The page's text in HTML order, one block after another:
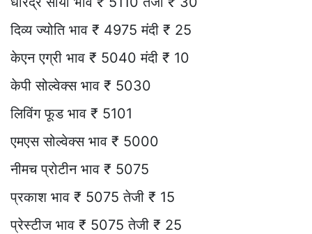
दिव्य ज्योति भाव ₹ 4975 मंदी ₹ 25
केएन एग्री भाव ₹ 5040 मंदी ₹ 10
केपी सोल्वेक्स भाव ₹ 5030
लिविंग फूड भाव ₹ 5101
एमएस सोल्वेक्स भाव ₹ 5000
नीमच प्रोटीन भाव ₹ 5075
प्रकाश भाव ₹ 5075 तेजी ₹ 15
प्रेस्टीज भाव ₹ 5075 तेजी ₹ 25